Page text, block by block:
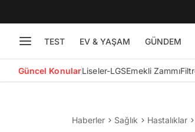
TEST EV & YAŞAM GÜNDEM
Güncel KonularLiseler-LGSEmekli Zammı
Haberler Sağlık Hastalıklar